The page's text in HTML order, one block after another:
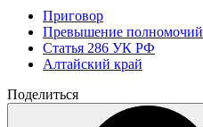
Приговор
Превышение полномочий
Статья 286 УК РФ
Алтайский край
Поделиться